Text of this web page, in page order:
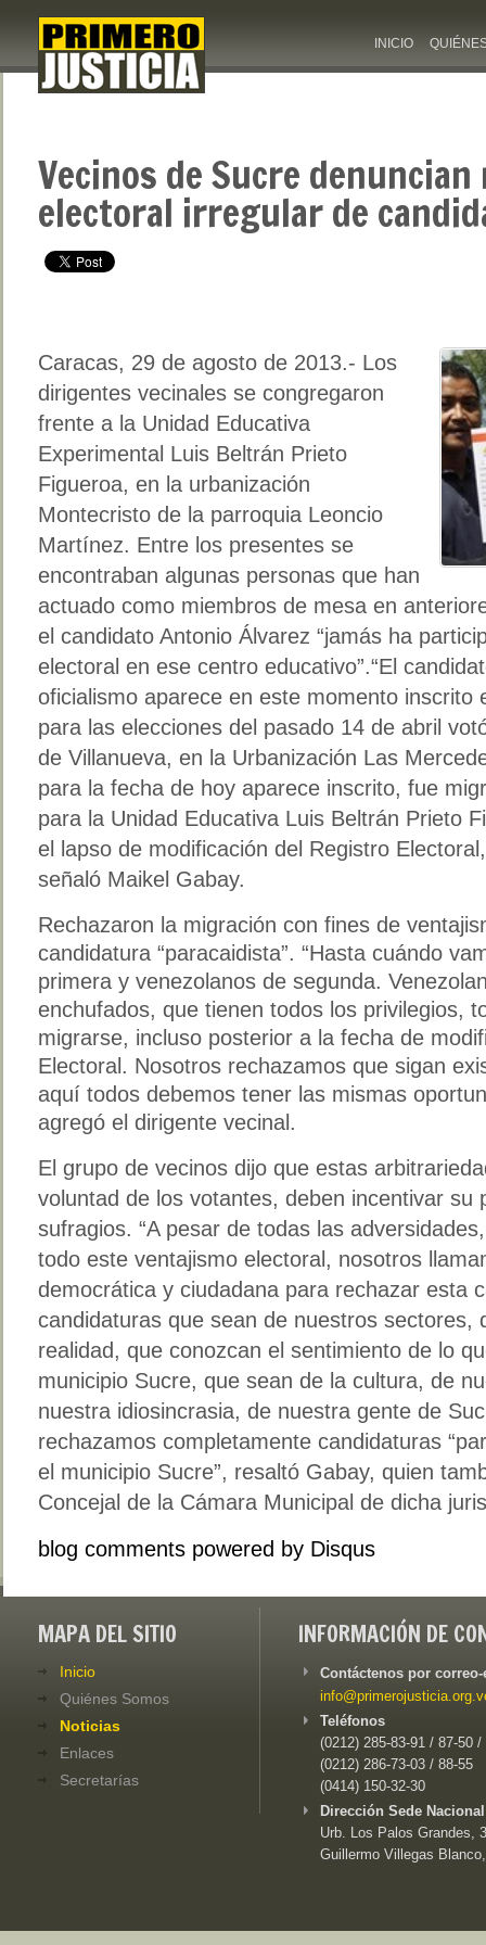
INICIO
Vecinos de Sucre
electoral irregular de
Caracas, 29 de agosto de 2013.- Los
dirigentes vecinales se congregaron
frente a la Unidad Educativa
Experimental Luis Beltrán Prieto
Figueroa, en la urbanización
Montecristo de la parroquia Leoncio
Martínez. Entre los presentes se
encontraban algunas personas que han
actuado como miembros de mesa en
el candidato Antonio Álvarez “jamás ha
electoral en ese centro educativo”.“El
oficialismo aparece en este momento inscrito
para las elecciones del pasado 14 de abril
de Villanueva, en la Urbanización Las
para la fecha de hoy aparece inscrito, fue
para la Unidad Educativa Luis Beltrán Prieto
el lapso de modificación del Registro
señaló Maikel Gabay.
Rechazaron la migración con fines de
candidatura “paracaidista”. “Hasta cuándo
primera y venezolanos de segunda.
enchufados, que tienen todos los privilegios,
migrarse, incluso posterior a la fecha de
Electoral. Nosotros rechazamos que sigan
aquí todos debemos tener las mismas
agregó el dirigente vecinal.
El grupo de vecinos dijo que estas
voluntad de los votantes, deben incentivar su
sufragios. “A pesar de todas las
todo este ventajismo electoral, nosotros
democrática y ciudadana para rechazar esta
candidaturas que sean de nuestros sectores,
realidad, que conozcan el sentimiento de lo
municipio Sucre, que sean de la cultura, de
nuestra idiosincrasia, de nuestra gente de
rechazamos completamente candidaturas
el municipio Sucre”, resaltó Gabay, quien
Concejal de la Cámara Municipal de dicha
blog comments powered by Disqus
MAPA DEL SITIO
Inicio
Quiénes Somos
Noticias
Enlaces
Secretarías
INFORMACIÓN DE
Contáctenos por
Teléfonos
(0212) 285-83-91 / 87-50 /
(0212) 286-73-03 / 88-55
(0414) 150-32-30
Dirección Sede
Urb. Los Palos Grandes,
Guillermo Villegas